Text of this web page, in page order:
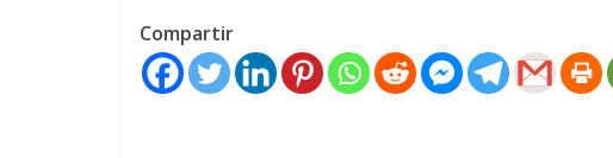
Compartir